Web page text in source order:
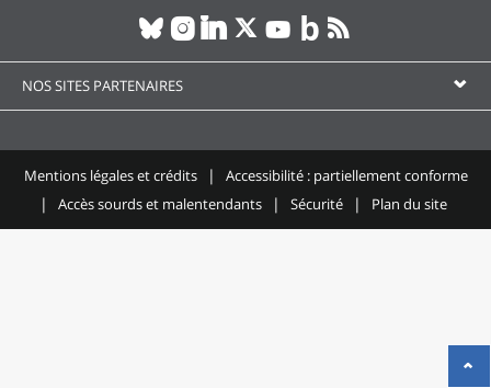
NOS SITES PARTENAIRES
Mentions légales et crédits
Accessibilité : partiellement conforme
Accès sourds et malentendants
Sécurité Plan du site